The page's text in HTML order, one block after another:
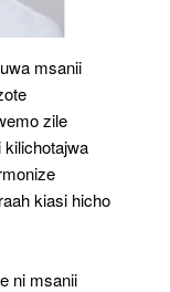
msanii
zile
kilichotajwa
kiasi hicho
ni msanii